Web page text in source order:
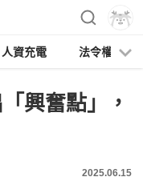
人資充電 法令權益
興奮點」，
2025.06.15